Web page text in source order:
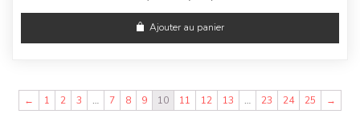
Ajouter au panier
← 1 2 3 … 7 8 9 10 11 12 13 … 23 24 25 →